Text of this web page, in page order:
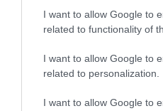
I want to allow Google to
related to functionality of
I want to allow Google to
related to personalization.
I want to allow Google to
Ακολούθησε το
και μάθετε πρώτοι
Share
ΚΑΡΚΙΝΟΣ ΚΑΡΚΙΝΟΣ